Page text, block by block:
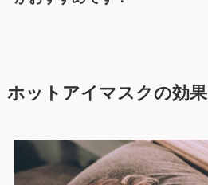
ホットアイマスクの効果